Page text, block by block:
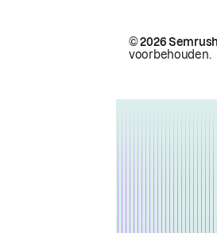
© 2026
voorbehouden.